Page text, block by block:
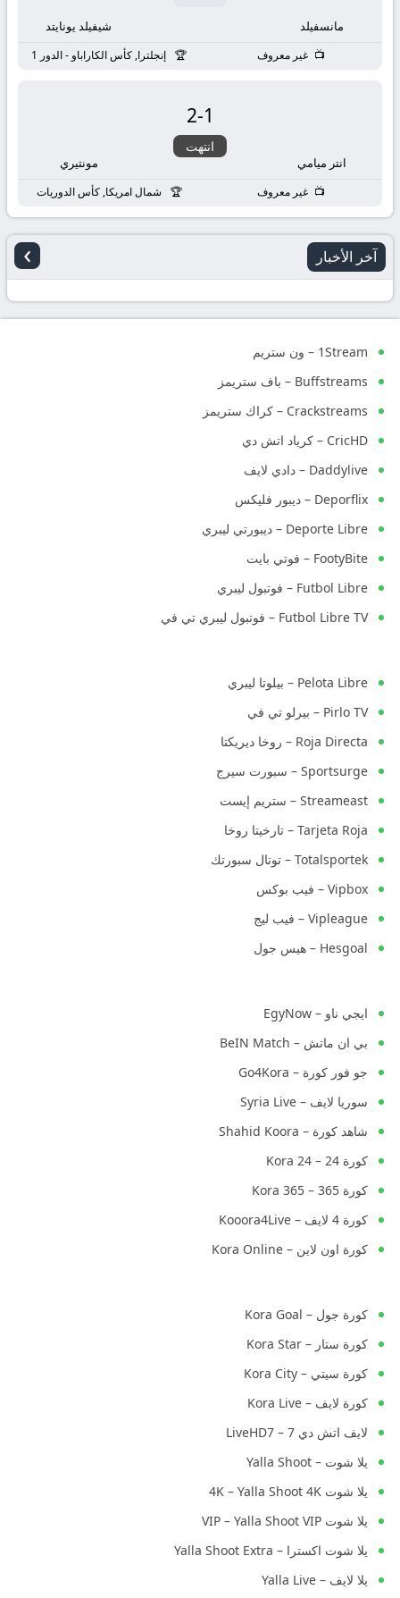
مانسفيلد شيفيلد يونايتد
غير معروف إنجلترا, كأس الكاراباو - الدور 1
انتر ميامي
1
-
2
انتهت
مونتيري
غير معروف شمال امريكا, كأس الدوريات
آخر الأخبار ›
1Stream – ون ستريم
Buffstreams – باف ستريمز
Crackstreams – كراك ستريمز
CricHD – كرياد اتش دي
Daddylive – دادي لايف
Deporflix – ديبور فليكس
Deporte Libre – ديبورتي ليبري
FootyBite – فوتي بايت
Futbol Libre – فوتبول ليبري
Futbol Libre TV – فوتبول ليبري تي في
Pelota Libre – بيلوتا ليبري
Pirlo TV – بيرلو تي في
Roja Directa – روخا ديريكتا
Sportsurge – سبورت سيرج
Streameast – ستريم إيست
Tarjeta Roja – تارخيتا روخا
Totalsportek – توتال سبورتك
Vipbox – فيب بوكس
Vipleague – فيب ليج
Hesgoal – هيس جول
ايجي ناو – EgyNow
بي ان ماتش – BeIN Match
جو فور كورة – Go4Kora
سوريا لايف – Syria Live
شاهد كورة – Shahid Koora
كورة 24 – Kora 24
كورة 365 – Kora 365
كورة 4 لايف – Kooora4Live
كورة اون لاين – Kora Online
كورة جول – Kora Goal
كورة ستار – Kora Star
كورة سيتي – Kora City
كورة لايف – Kora Live
لايف اتش دي 7 – LiveHD7
يلا شوت – Yalla Shoot
يلا شوت 4K – Yalla Shoot 4K
يلا شوت VIP – Yalla Shoot VIP
يلا شوت اكسترا – Yalla Shoot Extra
يلا لايف – Yalla Live